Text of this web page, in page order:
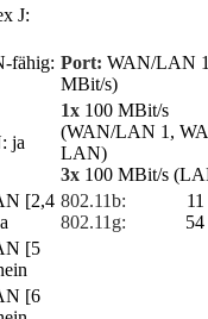
Port: WAN/LAN
MBit/s)
1x 100 MBit/s
(WAN/LAN 1,
LAN)
3x 100 MBit/s
802.11b:
802.11g: